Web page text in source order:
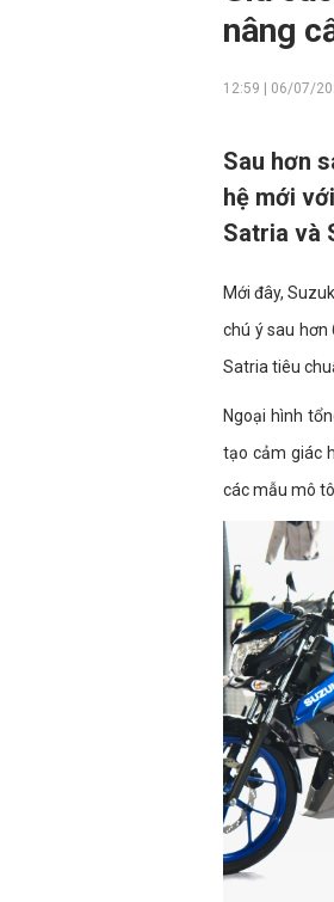
nâng
12:59 | 06/07/
Sau hơn
hệ mới
Satria và
Mới đây,
chú ý sau hơn
Satria tiêu
Ngoại hình
tạo cảm giác
các mẫu mô